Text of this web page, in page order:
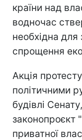
країни над
водночас
необхідна для
спрощення
Акція
політичними
будівлі
законопроєкт
приватної